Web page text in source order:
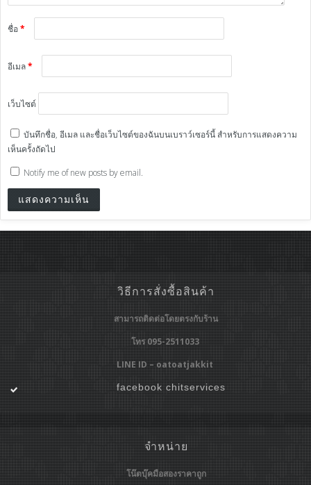
ชื่อ*
อีเมล*
เว็บไซต์
บันทึกชื่อ, อีเมล และชื่อเว็บไซต์ของฉันบนเบราว์เซอร์นี้ สำหรับการแสดงความ
เห็นครั้งถัดไป
Notify me of new posts by email.
วิธีการสั่งซื้อสินค้า
สามารถติดต่อโดยตรงกับร้าน
โทร 095-2511033
LINE ID – oatoatjakkit
facebook chitservices
จำหน่าย
โน๊ตบุ๊คมือสองราคาถูก